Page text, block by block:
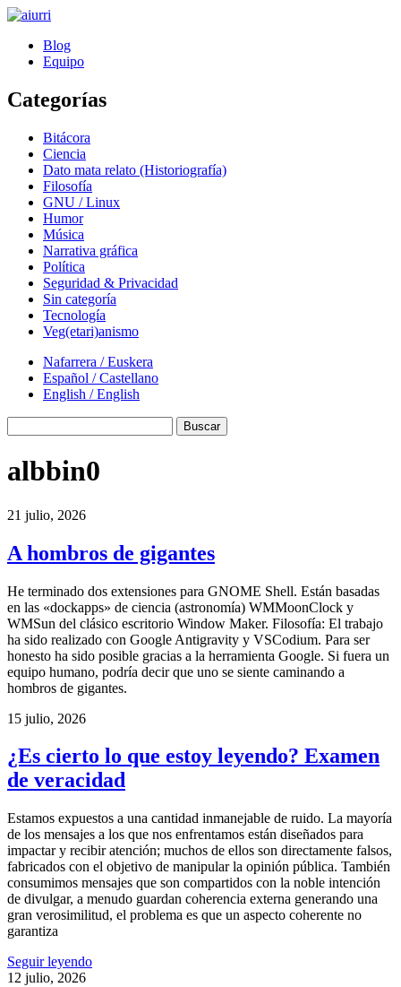
aiurri
Blog
Equipo
Categorías
Bitácora
Ciencia
Dato mata relato (Historiografía)
Filosofía
GNU / Linux
Humor
Música
Narrativa gráfica
Política
Seguridad & Privacidad
Sin categoría
Tecnología
Veg(etari)anismo
Nafarrera / Euskera
Español / Castellano
English / English
albbin0
21 julio, 2026
A hombros de gigantes
He terminado dos extensiones para GNOME Shell. Están basadas
en las «dockapps» de ciencia (astronomía) WMMoonClock y
WMSun del clásico escritorio Window Maker. Filosofía: El trabajo
ha sido realizado con Google Antigravity y VSCodium. Para ser
honesto ha sido posible gracias a la herramienta Google. Si fuera un
equipo humano, podría decir que uno se siente caminando a
hombros de gigantes.
15 julio, 2026
¿Es cierto lo que estoy leyendo? Examen
de veracidad
Estamos expuestos a una cantidad inmanejable de ruido. La mayoría
de los mensajes a los que nos enfrentamos están diseñados para
impactar y recibir atención; muchos de ellos son directamente falsos,
fabricados con el objetivo de manipular la opinión pública. También
consumimos mensajes que son compartidos con la noble intención
de divulgar, a menudo guardan coherencia externa generando una
gran verosimilitud, el problema es que un aspecto coherente no
garantiza
Seguir leyendo
12 julio, 2026